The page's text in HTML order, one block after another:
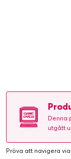
Denna
utgått
Pröva att navigera